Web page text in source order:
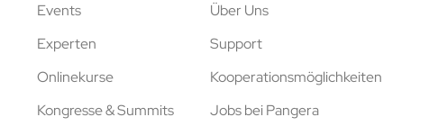
Events
Experten
Onlinekurse
Kongresse & Summits
Über Uns
Support
Kooperationsmöglichkeiten
Jobs bei Pangera